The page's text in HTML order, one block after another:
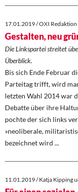
17.01.2019 / OXI Redaktion
Gestalten, neu
Die Linkspartei streitet
Überblick.
Bis sich Ende Februar
Parteitag trifft, wird
letzten Wahl 2014 war
Debatte über ihre
pochte der sich links
»neoliberale,
bezeichnet wird ...
11.01.2019 / Katja Kipping